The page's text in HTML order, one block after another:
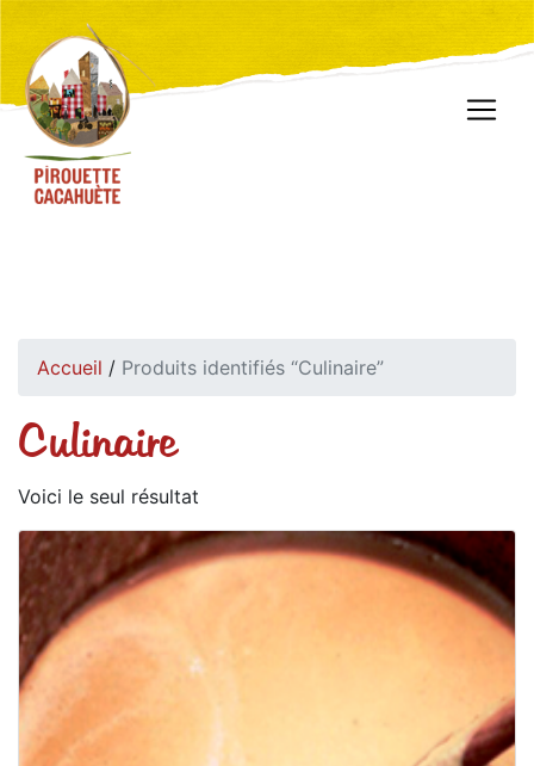
Accueil / Produits identifiés “Culinaire”
Culinaire
Voici le seul résultat